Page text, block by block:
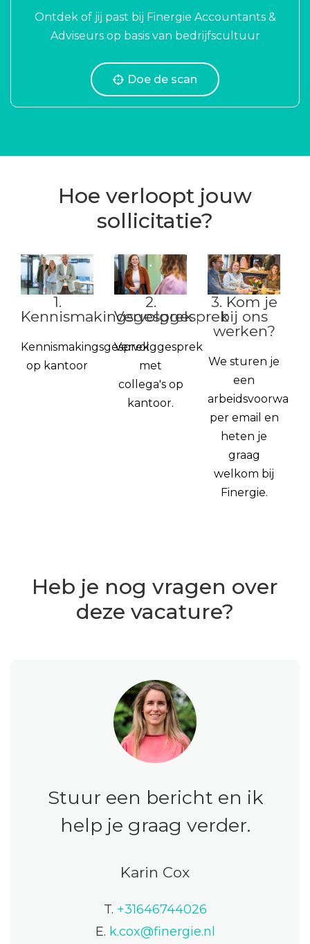
Ontdek of jij past bij Finergie Accountants &
Adviseurs op basis van bedrijfscultuur
Doe de scan
Hoe verloopt jouw
sollicitatie?
1.
Kennismakingsgesprek
Kennismakingsgesprek
op kantoor
2.
Vervolggesprek
Vervolggesprek
met
collega's op
kantoor.
3. Kom je
bij ons
werken?
We sturen je
een
per email en
heten je
graag
welkom bij
Finergie.
Heb je nog vragen over
deze vacature?
Stuur een bericht en ik
help je graag verder.
Karin Cox
T. +31646744026
E. k.cox@finergie.nl